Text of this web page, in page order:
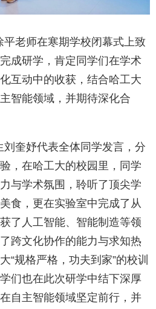
平老师在寒期学校闭幕式上致
成研学，肯定同学们在学术
互动中的收获，结合哈工大
智能领域，并期待深化合
刘奎妤代表全体同学发言，分
，在哈工大的校园里，同学
与学术氛围，聆听了顶尖学
食，更在实验室中完成了从
了人工智能、智能制造等领
跨文化协作的能力与求知热
“规格严格，功夫到家”的校训
们也在此次研学中结下深厚
自主智能领域坚定前行，并